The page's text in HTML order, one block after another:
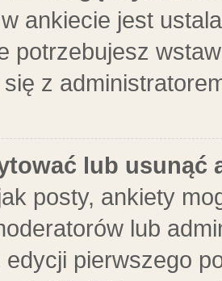
ankiecie jest
potrzebujesz
z
lub usunąć
posty, ankiety
lub
edycji pierwszego